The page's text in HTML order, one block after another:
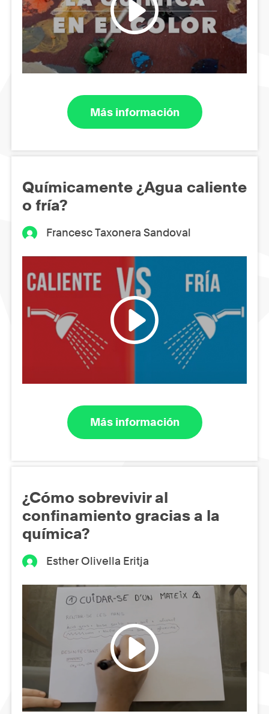
Más información
Químicamente ¿Agua caliente
o fría?
Francesc Taxonera Sandoval
Más información
¿Cómo sobrevivir al
confinamiento gracias a la
química?
Esther Olivella Eritja